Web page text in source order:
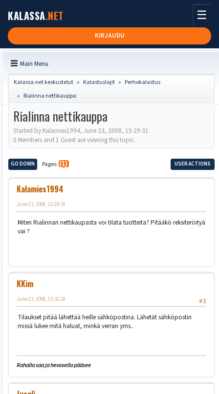
KALASSA.NET
KIRJAUDU
☰
Main Menu
Kalassa.net keskustelut ► Kalastuslajit ► Perhokalastus
► Rialinna nettikauppa
Rialinna nettikauppa
Started by Kalamies1994, June 23, 2008, 15:29:31
0 Members and 1 Guest are viewing this topic.
GO DOWN Pages 1 USER ACTIONS
Kalamies1994
June 23, 2008, 15:29:31
Miten Rialinnan nettikaupasta voi tilata tuotteita? Pitääkö reksiteröityä
vai ?
KKim
#1
June 23, 2008, 15:32:28
Tilaukset pitää lähettää heille sähköpostina. Lähetät sähköpostin
missä lukee mitä haluat, minkä verran yms..
Rahalla saa ja hevosella pääsee